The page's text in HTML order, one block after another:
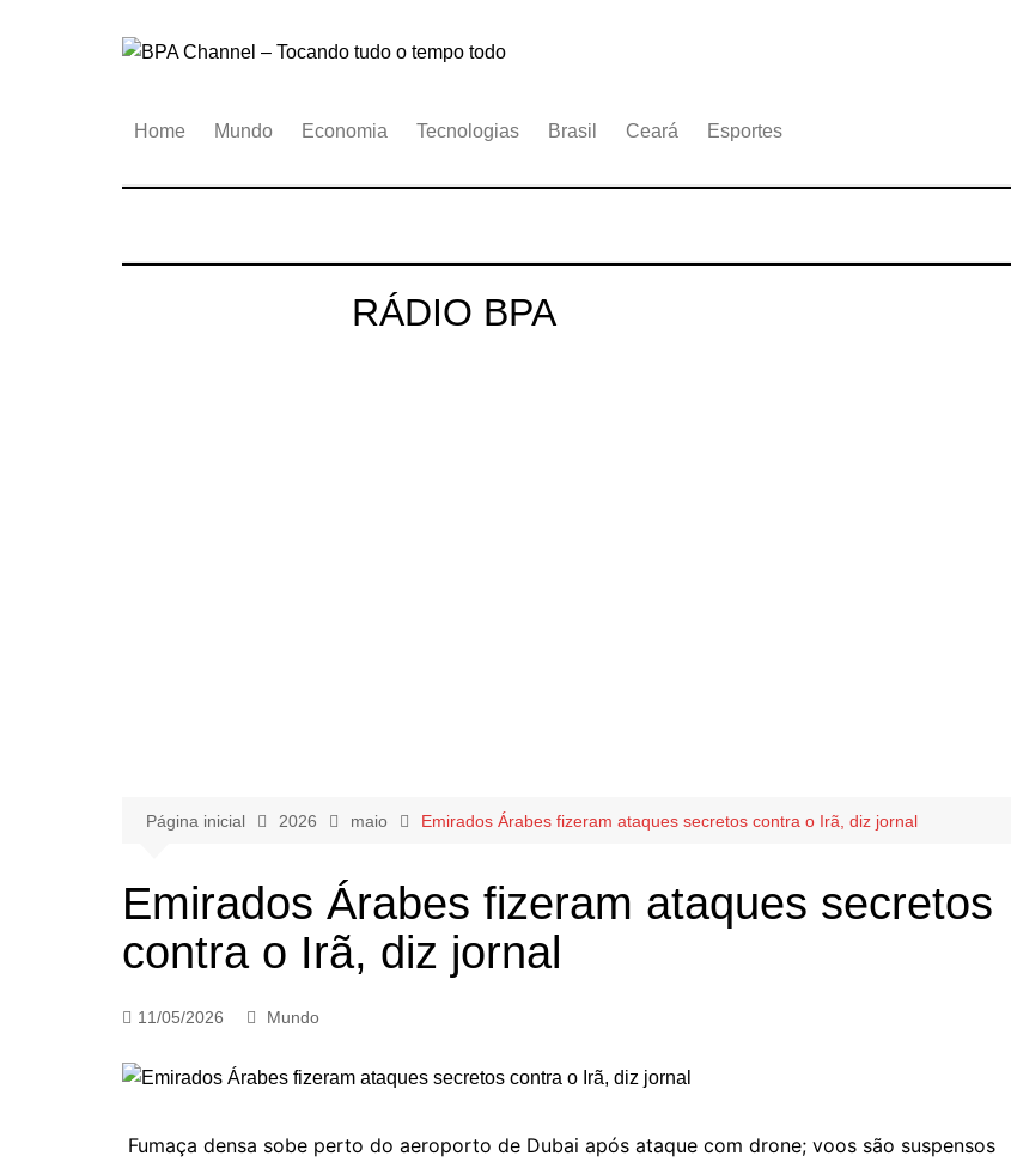
Home
Mundo Economia Tecnologias Brasil Ceará Esportes
RÁDIO BPA
Página inicial 2026 maio Emirados Árabes fizeram ataques secretos contra o Irã, diz jornal
Emirados Árabes fizeram ataques secretos
contra o Irã, diz jornal
11/05/2026 Mundo
Fumaça densa sobe perto do aeroporto de Dubai após ataque com drone; voos são suspensos